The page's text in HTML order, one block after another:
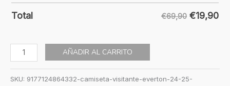
Total €69,90 €19,90
AÑADIR AL CARRITO
SKU: 9177124864332-camiseta-visitante-everton-24-25-